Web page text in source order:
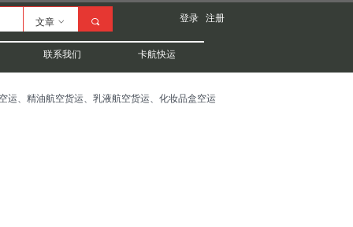
끠
文章 ꀁ
联系我们 卡航快运
登录 注册
运、精油航空货运、乳液航空货运、化妆品盒空运